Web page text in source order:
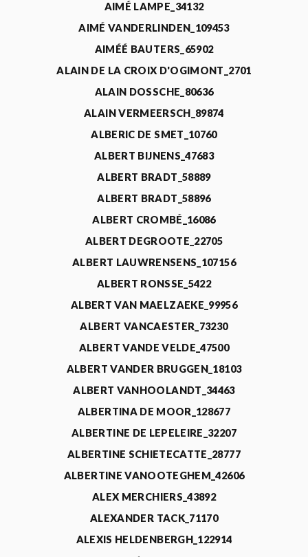
AIMÉ LAMPE_34132
AIMÉ VANDERLINDEN_109453
AIMÉÉ BAUTERS_65902
ALAIN DE LA CROIX D'OGIMONT_2701
ALAIN DOSSCHE_80636
ALAIN VERMEERSCH_89874
ALBERIC DE SMET_10760
ALBERT BIJNENS_47683
ALBERT BRADT_58889
ALBERT BRADT_58896
ALBERT CROMBÉ_16086
ALBERT DEGROOTE_22705
ALBERT LAUWRENSENS_107156
ALBERT RONSSE_5422
ALBERT VAN MAELZAEKE_99956
ALBERT VANCAESTER_73230
ALBERT VANDE VELDE_47500
ALBERT VANDER BRUGGEN_18103
ALBERT VANHOOLANDT_34463
ALBERTINA DE MOOR_128677
ALBERTINE DE LEPELEIRE_32207
ALBERTINE SCHIETECATTE_28777
ALBERTINE VANOOTEGHEM_42606
ALEX MERCHIERS_43892
ALEXANDER TACK_71170
ALEXIS HELDENBERGH_122914